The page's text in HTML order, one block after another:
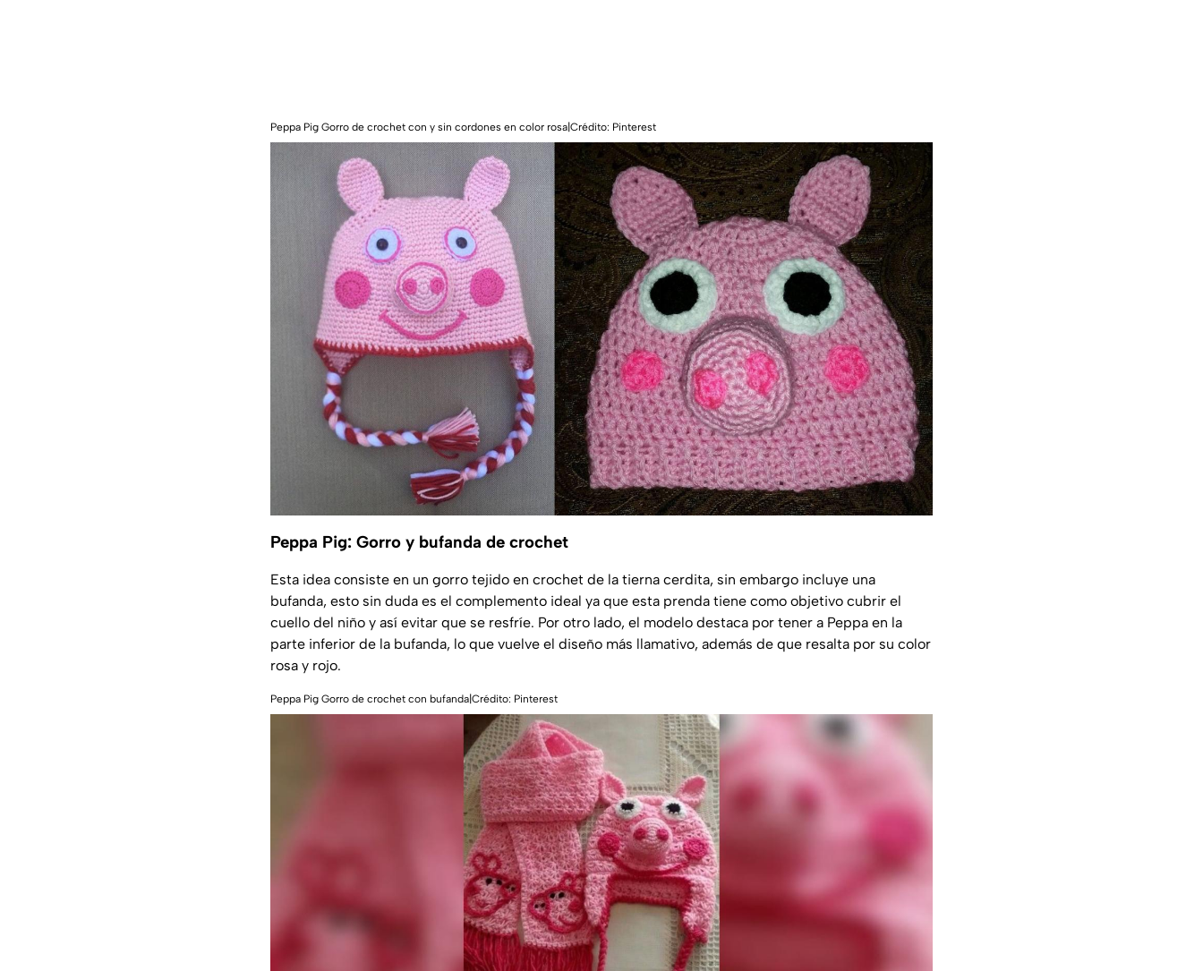
Peppa Pig Gorro de crochet con y sin cordones en color rosa|Crédito: Pinterest
Peppa Pig: Gorro y bufanda de crochet
Esta idea consiste en un gorro tejido en crochet de la tierna cerdita, sin embargo incluye una
bufanda, esto sin duda es el complemento ideal ya que esta prenda tiene como objetivo cubrir el
cuello del niño y así evitar que se resfríe. Por otro lado, el modelo destaca por tener a Peppa en la
parte inferior de la bufanda, lo que vuelve el diseño más llamativo, además de que resalta por su color
rosa y rojo.
Peppa Pig Gorro de crochet con bufanda|Crédito: Pinterest